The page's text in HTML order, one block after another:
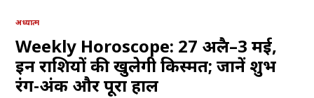
अध्यात्म
Weekly Horoscope: 27 अप्रैल–3 मई,
इन राशियों की खुलेगी किस्मत; जानें शुभ
रंग-अंक और पूरा हाल